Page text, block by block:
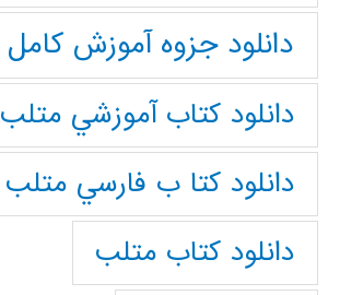
دانلود جزوه آموزش کامل matlab
دانلود كتاب آموزشي متلب
دانلود كتا ب فارسي متلب
دانلود كتاب متلب